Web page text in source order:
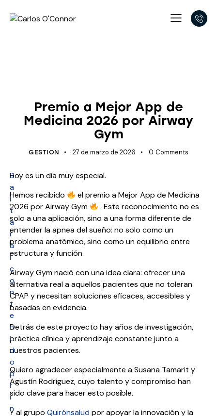
Premio a Mejor App de
Medicina 2026 por Airway
Gym
GESTION 27 de marzo de 2026 0 Comments
S
a
l
t
a
r
a
l
c
o
n
t
e
n
i
d
o
p
r
i
n
Hoy es un día muy especial.
Hemos recibido
el premio a Mejor App de Medicina
2026 por Airway Gym
. Este reconocimiento no es
solo a una aplicación, sino a una forma diferente de
entender la apnea del sueño: no solo como un
problema anatómico, sino como un equilibrio entre
estructura y función.
Airway Gym nació con una idea clara: ofrecer una
alternativa real a aquellos pacientes que no toleran
CPAP y necesitan soluciones eficaces, accesibles y
basadas en evidencia.
Detrás de este proyecto hay años de investigación,
práctica clínica y aprendizaje constante junto a
nuestros pacientes.
Quiero agradecer especialmente a Susana Tamarit y
Agustín Rodríguez, cuyo talento y compromiso han
sido clave para hacer esto posible.
Y al grupo Quirónsaludpor apoyar la innovación y la